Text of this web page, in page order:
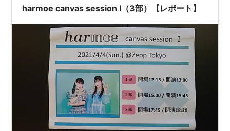
harmoe canvas session Ⅰ（3部）【レポート】